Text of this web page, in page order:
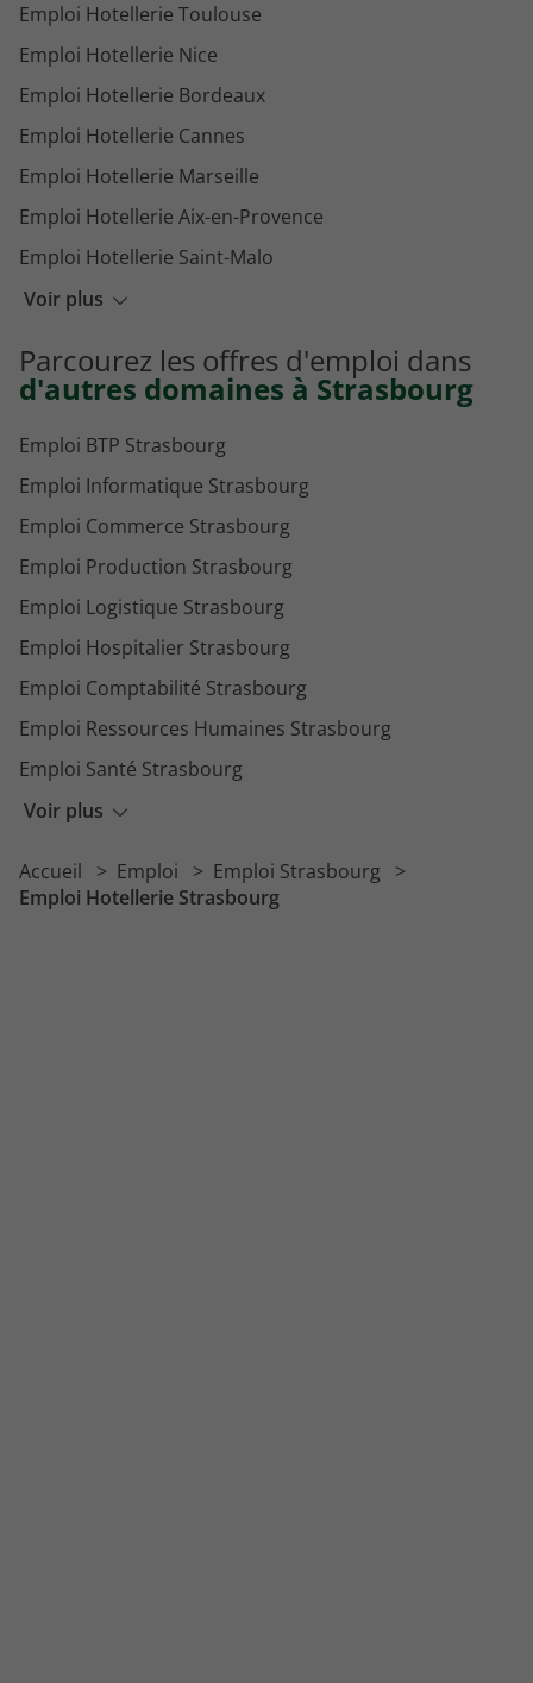
Voir plus
Emploi Hotellerie Toulouse
Emploi Hotellerie Nice
Emploi Hotellerie Bordeaux
Emploi Hotellerie Cannes
Emploi Hotellerie Marseille
Emploi Hotellerie Aix-en-Provence
Emploi Hotellerie Saint-Malo
Emploi Hotellerie Nantes
Emploi Hotellerie Annecy
Parcourez les offres d'emploi dans
d'autres domaines à Strasbourg
Voir plus
Emploi BTP Strasbourg
Emploi Informatique Strasbourg
Emploi Commerce Strasbourg
Emploi Production Strasbourg
Emploi Logistique Strasbourg
Emploi Hospitalier Strasbourg
Emploi Comptabilité Strasbourg
Emploi Ressources Humaines Strasbourg
Emploi Santé Strasbourg
Emploi Vente Strasbourg
Emploi Restauration Strasbourg
Accueil Emploi
Emploi Strasbourg
Emploi Hotellerie Strasbourg